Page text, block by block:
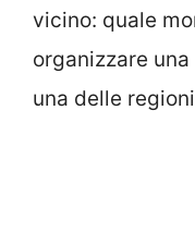
vicino: quale
organizzare
una delle